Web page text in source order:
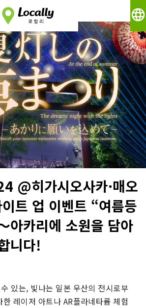
language
@히가시오사카·매오
트 업 이벤트 “여름등
아카리에 소원을 담아
니다!
있는, 빛나는 일본 우산의 전시로부
레이저 아트나 AR플라네타륨 체험